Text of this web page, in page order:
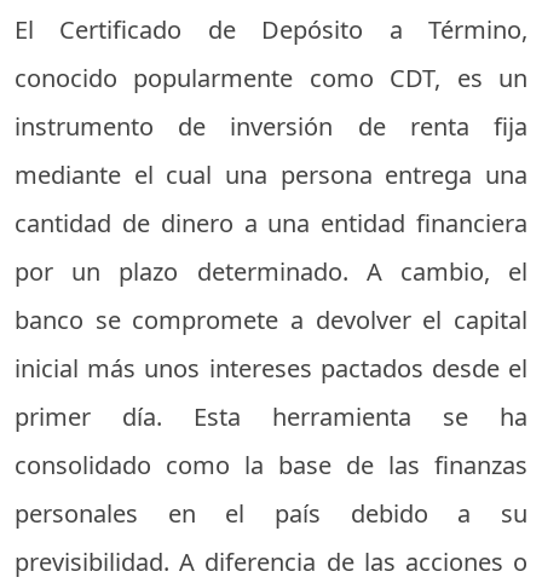
El Certificado de Depósito a Término,
conocido popularmente como CDT, es un
instrumento de inversión de renta fija
mediante el cual una persona entrega una
cantidad de dinero a una entidad financiera
por un plazo determinado. A cambio, el
banco se compromete a devolver el capital
inicial más unos intereses pactados desde el
primer día. Esta herramienta se ha
consolidado como la base de las finanzas
personales en el país debido a su
previsibilidad. A diferencia de las acciones o